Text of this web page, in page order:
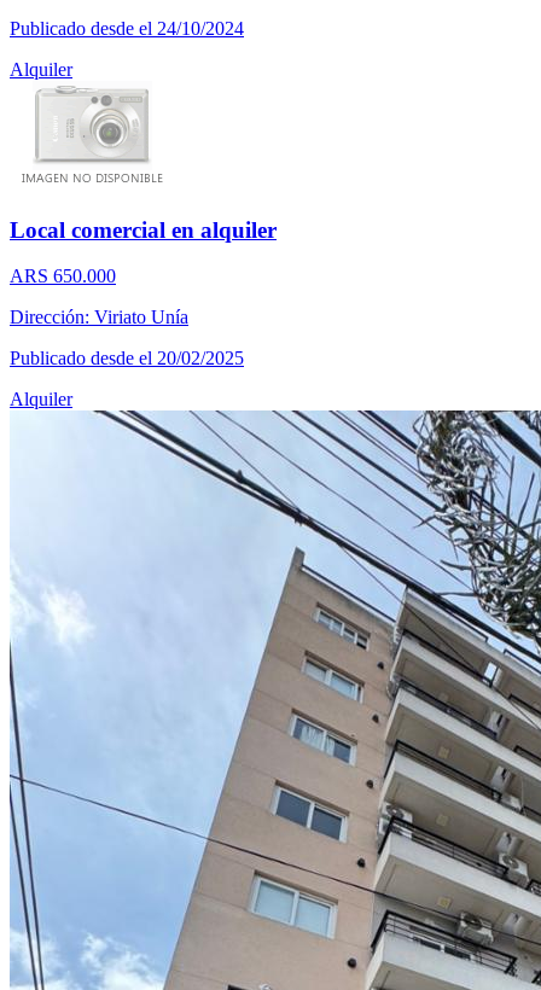
Publicado desde el 24/10/2024
Alquiler
Local comercial en alquiler
ARS 650.000
Dirección: Viriato Unía
Publicado desde el 20/02/2025
Alquiler